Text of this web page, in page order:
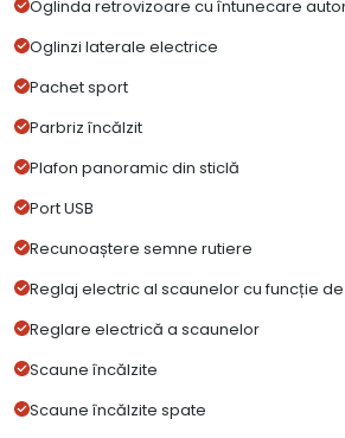
Oglinda retrovizoare cu întunecare
Oglinzi laterale electrice
Pachet sport
Parbriz încălzit
Plafon panoramic din sticlă
Port USB
Recunoaștere semne rutiere
Reglaj electric al scaunelor cu funcție
Reglare electrică a scaunelor
Scaune încălzite
Scaune încălzite spate